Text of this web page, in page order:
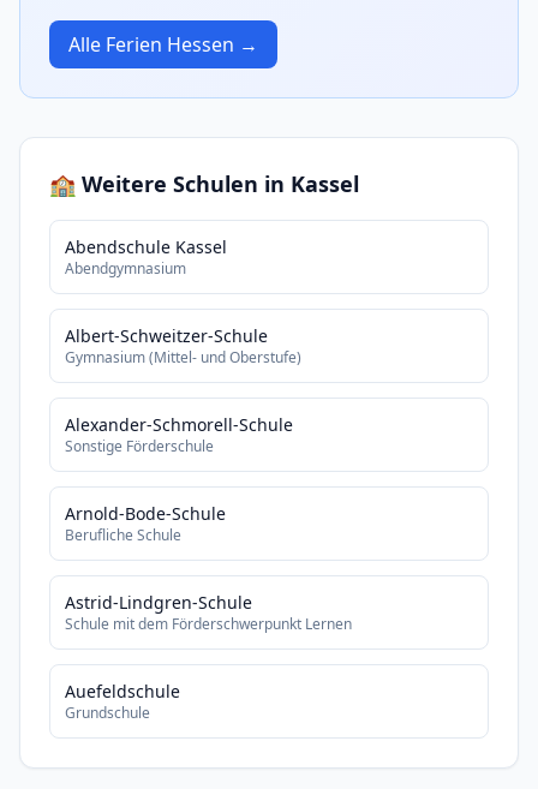
Alle Ferien Hessen →
🏫 Weitere Schulen in Kassel
Abendschule Kassel
Abendgymnasium
Albert-Schweitzer-Schule
Gymnasium (Mittel- und Oberstufe)
Alexander-Schmorell-Schule
Sonstige Förderschule
Arnold-Bode-Schule
Berufliche Schule
Astrid-Lindgren-Schule
Schule mit dem Förderschwerpunkt Lernen
Auefeldschule
Grundschule